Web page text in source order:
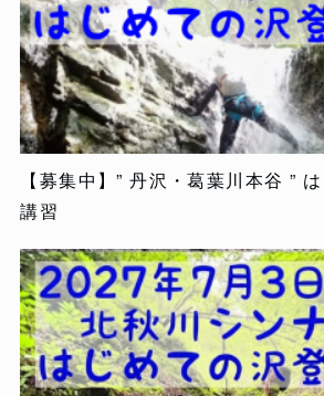
【募集中】” 丹沢・葛葉川本谷 ”
講習